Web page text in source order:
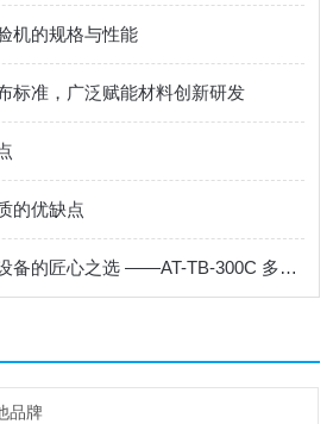
机的规格与性能
标准，广泛赋能材料创新研发
的优缺点
深耕十七载，涂布设备的匠心之选 ——AT-TB-300C 多功能涂布试验机
品牌